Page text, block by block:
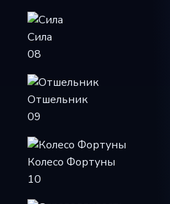
Сила
08
Отшельник
09
Колесо Фортуны
10